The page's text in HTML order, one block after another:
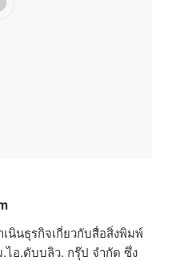
เนินธุรกิจเกี่ยวกับสื่อสิ่งพิมพ์
ไอ.ดับบลิว. กรุ๊ป จำกัด ซึ่ง